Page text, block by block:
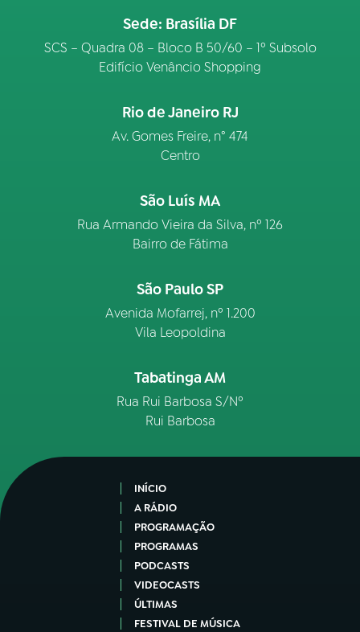
Sede: Brasília DF
SCS – Quadra 08 – Bloco B 50/60 – 1º Subsolo
Edifício Venâncio Shopping
Rio de Janeiro RJ
Av. Gomes Freire, n° 474
Centro
São Luís MA
Rua Armando Vieira da Silva, nº 126
Bairro de Fátima
São Paulo SP
Avenida Mofarrej, nº 1.200
Vila Leopoldina
Tabatinga AM
Rua Rui Barbosa S/Nº
Rui Barbosa
INÍCIO
A RÁDIO
PROGRAMAÇÃO
PROGRAMAS
PODCASTS
VIDEOCASTS
ÚLTIMAS
FESTIVAL DE MÚSICA